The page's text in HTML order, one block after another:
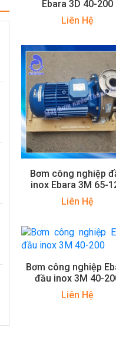
Ebara 3D 40-200
Liên Hệ
Bơm công nghiệp
inox Ebara 3M 65-
Liên Hệ
Bơm công nghiệp
đầu inox 3M 40-
Liên Hệ